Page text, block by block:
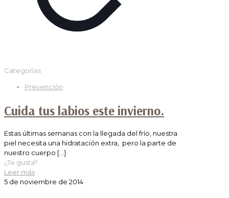
Categorías
Prevención
Cuida tus labios este invierno.
Estas últimas semanas con la llegada del frío, nuestra
piel necesita una hidratación extra, pero la parte de
nuestro cuerpo […]
¿Te gusta?
Leer más
5 de noviembre de 2014